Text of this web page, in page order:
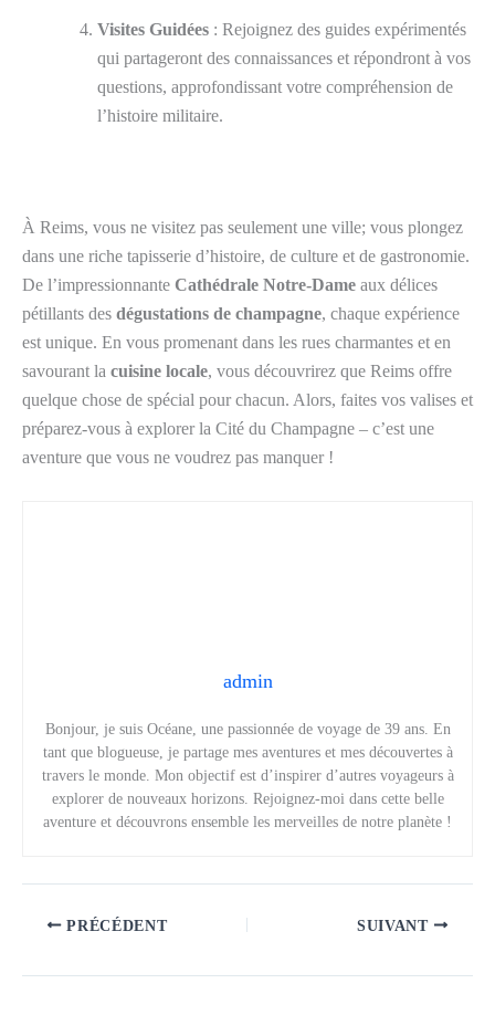
Visites Guidées : Rejoignez des guides expérimentés
qui partageront des connaissances et répondront à vos
questions, approfondissant votre compréhension de
l’histoire militaire.
À Reims, vous ne visitez pas seulement une ville; vous plongez
dans une riche tapisserie d’histoire, de culture et de gastronomie.
De l’impressionnante Cathédrale Notre-Dame aux délices
pétillants des dégustations de champagne, chaque expérience
est unique. En vous promenant dans les rues charmantes et en
savourant la cuisine locale, vous découvrirez que Reims offre
quelque chose de spécial pour chacun. Alors, faites vos valises et
préparez-vous à explorer la Cité du Champagne – c’est une
aventure que vous ne voudrez pas manquer !
admin
Bonjour, je suis Océane, une passionnée de voyage de 39 ans. En
tant que blogueuse, je partage mes aventures et mes découvertes à
travers le monde. Mon objectif est d’inspirer d’autres voyageurs à
explorer de nouveaux horizons. Rejoignez-moi dans cette belle
aventure et découvrons ensemble les merveilles de notre planète !
PRÉCÉDENT SUIVANT